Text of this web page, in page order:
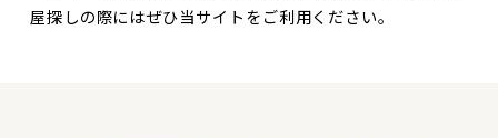
屋探しの際にはぜひ当サイトをご利用ください。